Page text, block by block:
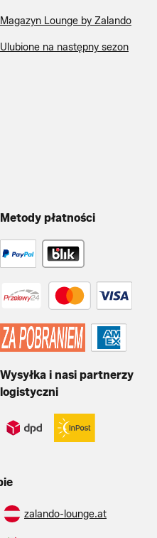
Magazyn Lounge by Zalando
Ulubione na następny sezon
Metody płatności
Wysyłka i nasi partnerzy
logistyczni
zalando-lounge.at